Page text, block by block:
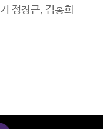
정창근, 김홍희